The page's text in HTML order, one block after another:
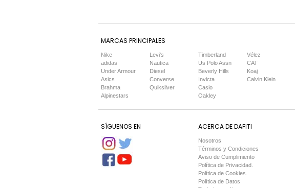
MARCAS PRINCIPALES
Nike
adidas
Under Armour
Asics
Brahma
Alpinestars
Levi's
Nautica
Diesel
Converse
Quiksilver
Timberland
Us Polo Assn
Beverly Hills
Invicta
Casio
Oakley
Vélez
CAT
Koaj
Calvin Klein
SÍGUENOS EN ACERCA DE DAFITI
Nosotros
Términos y Condiciones
Aviso de Cumplimiento
Política de Privacidad.
Política de Cookies.
Política de Datos